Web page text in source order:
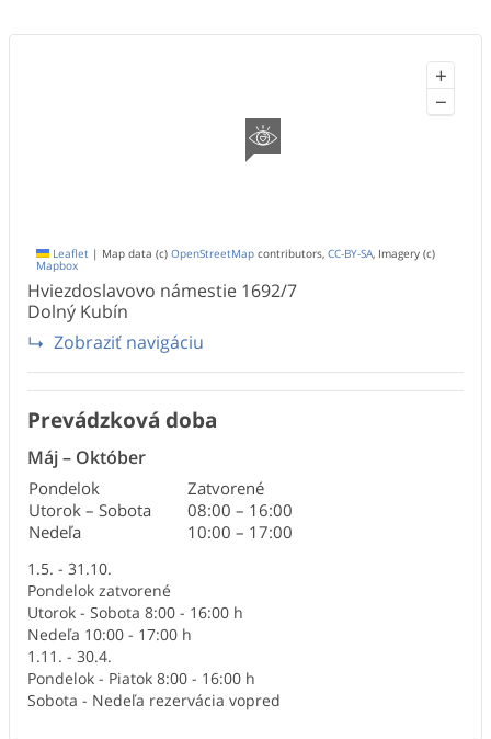
+
−
Leaflet | Map data (c) OpenStreetMap contributors, CC-BY-SA, Imagery (c)
Mapbox
Hviezdoslavovo námestie 1692/7
Dolný Kubín
Zobraziť navigáciu
Prevádzková doba
Máj– Október
Pondelok
Zatvorené
Utorok – Sobota
08:00 – 16:00
Nedeľa
10:00 – 17:00
1.5. - 31.10.
Pondelok zatvorené
Utorok - Sobota 8:00 - 16:00 h
Nedeľa 10:00 - 17:00 h
1.11. - 30.4.
Pondelok - Piatok 8:00 - 16:00 h
Sobota - Nedeľa rezervácia vopred